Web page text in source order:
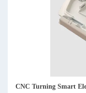
Phát triển nguyên mẫu